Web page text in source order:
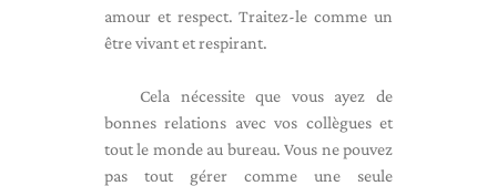
amour et respect. Traitez-le comme un
être vivant et respirant.
Cela nécessite que vous ayez de
bonnes relations avec vos collègues et
tout le monde au bureau. Vous ne pouvez
pas tout gérer comme une seule